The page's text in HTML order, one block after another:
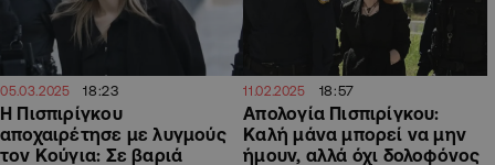
05.03.2025 18:23
Η Πισπιρίγκου
αποχαιρέτησε με λυγμούς
τον Κούγια: Σε βαριά
11.02.2025 18:57
Απολογία Πισπιρίγκου:
Καλή μάνα μπορεί να μην
ήμουν, αλλά όχι δολοφόνος